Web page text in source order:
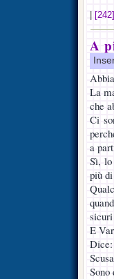
A
La
che
Ci
a
Sì,
più
E
Dice:
Sono